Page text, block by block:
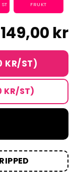
ST FRUKT
149,00 kr
KR/ST)
KR/ST)